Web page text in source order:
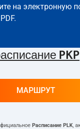
на электронную
PKP
МАРШРУТ
Расписание PLK,